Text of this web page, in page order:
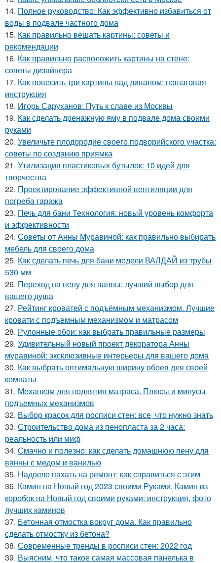
14. Полное руководство: Как эффективно избавиться от
воды в подвале частного дома
15. Как правильно вешать картины: советы и
рекомендации
16. Как правильно расположить картины на стене:
советы дизайнера
17. Как повесить три картины над диваном: пошаговая
инструкция
18. Игорь Саруханов: Путь к славе из Москвы
19. Как сделать дренажную яму в подвале дома своими
руками
20. Увеличьте плодородие своего подворийского участка:
советы по созданию приямка
21. Утилизация пластиковых бутылок: 10 идей для
творчества
22. Проектирование эффективной вентиляции для
погреба гаража
23. Печь для бани Технология: новый уровень комфорта
и эффективности
24. Советы от Анны Муравиной: как правильно выбирать
мебель для своего дома
25. Как сделать печь для бани модели ВАЛДАЙ из трубы
530 мм
26. Переход на пену для ванны: лучший выбор для
вашего душа
27. Рейтинг кроватей с подъёмным механизмом. Лучшие
кровати с подъемным механизмом и матрасом
28. Рулонные обои: как выбрать правильные размеры
29. Удивительный новый проект декоратора Анны
муравиной: эксклюзивные интерьеры для вашего дома
30. Как выбрать оптимальную ширину обоев для своей
комнаты
31. Механизм для поднятия матраса. Плюсы и минусы
подъемных механизмов
32. Выбор красок для росписи стен: все, что нужно знать
33. Строительство дома из пенопласта за 2 часа:
реальность или миф
34. Смачно и полезно: как сделать домашнюю пену для
ванны с медом и ванилью
35. Надоело пахать на ремонт: как справиться с этим
36. Камин на Новый год 2023 своими Руками. Камин из
коробок на Новый год своими руками: инструкция, фото
лучших каминов
37. Бетонная отмостка вокруг дома. Как правильно
сделать отмостку из бетона?
38. Современные тренды в росписи стен: 2022 год
39. Выясним, что такое самая массовая панелька в